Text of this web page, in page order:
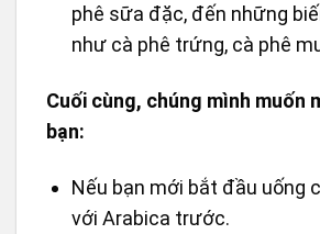
phê sữa đặc, đến những
như cà phê trứng, cà phê
Cuối cùng, chúng mình muốn
bạn:
Nếu bạn mới bắt đầu uống
với Arabica trước.